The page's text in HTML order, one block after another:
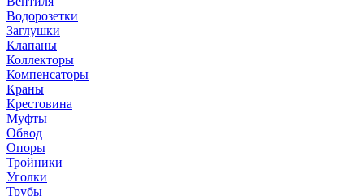
Водорозетки
Заглушки
Клапаны
Коллекторы
Компенсаторы
Краны
Крестовина
Муфты
Обвод
Опоры
Тройники
Уголки
Трубы